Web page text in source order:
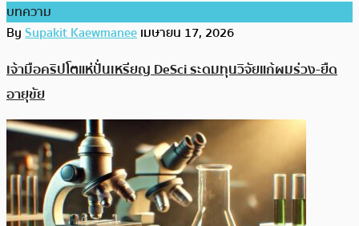
บทความ
BySupakit Kaewmaneeเมษายน 17, 2026
เจ้ามือคริปโตแห่ปั่นเหรียญ DeSci ระดมทุนวิจัยแก้ผมร่วง-ยืด
อายุขัย